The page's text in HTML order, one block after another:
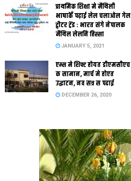
प्राथमिक शि‍क्षा मे मैथि‍ली
भाषाकेँ पढ़ाई लेल चलाओल गेल
ट्वीटर ट्रेंड : भारत संगे नेपालक
मैथिल लेलनि हिस्सा
JANUARY 5, 2021
एम्स मे शिफ्ट होयत डीएमसीएच
क सामान, मार्च मे होएत
उद्घाटन, नव सत्र स पढाई
DECEMBER 26, 2020